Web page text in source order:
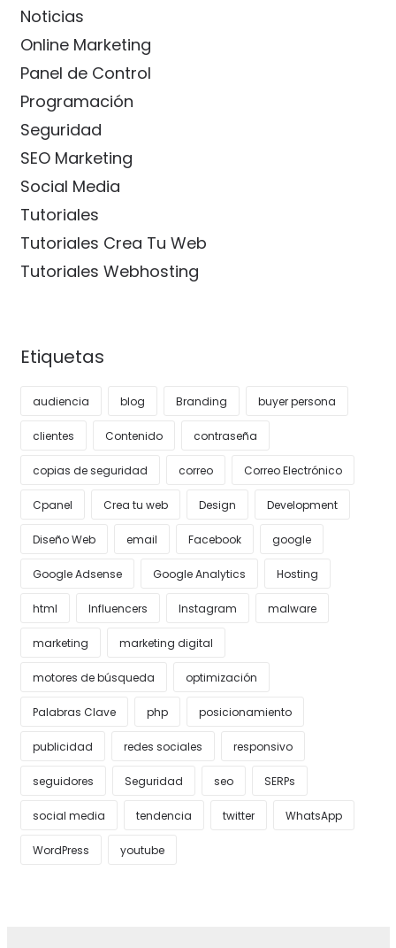
Noticias
Online Marketing
Panel de Control
Programación
Seguridad
SEO Marketing
Social Media
Tutoriales
Tutoriales Crea Tu Web
Tutoriales Webhosting
Etiquetas
audiencia blog Branding buyer persona
clientes Contenido contraseña
copias de seguridad correo Correo Electrónico
Cpanel Crea tu web Design Development
Diseño Web email Facebook google
Google Adsense Google Analytics Hosting
html Influencers Instagram malware
marketing marketing digital
motores de búsqueda optimización
Palabras Clave php posicionamiento
publicidad redes sociales responsivo
seguidores Seguridad seo SERPs
social media tendencia twitter WhatsApp
WordPress youtube